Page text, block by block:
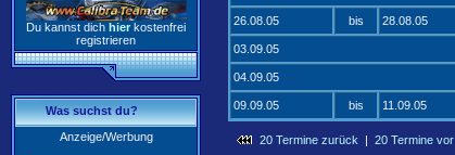
Du kannst dich hier kostenfrei
registrieren
Was suchst du?
Anzeige/Werbung
26.08.05 bis 28.08.05
03.09.05
04.09.05
09.09.05 bis 11.09.05
20 Termine zurück | 20 Termine vor